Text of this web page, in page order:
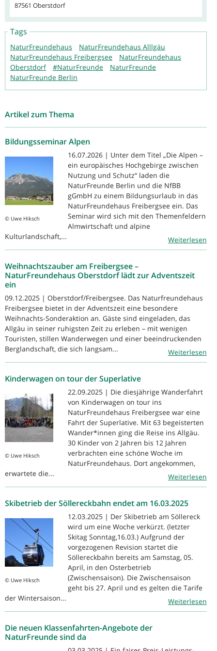
87561 Oberstdorf
Tags
NaturFreundehaus
NaturFreundehaus Alllgäu
NaturFreundehaus Freibergsee
NaturFreundehaus
Oberstdorf
#NaturFreunde
NaturFreunde
NaturFreunde Berlin
Artikel zum Thema
Bildungsseminar Alpen
© Uwe Hiksch
16.07.2026 | Unter dem Titel „Die Alpen –
ein europäisches Hochgebirge zwischen
Nutzung und Schutz“ laden die
NaturFreunde Berlin und die NfBB
gGmbH zu einem Bildungsurlaub in das
NaturFreundehaus Freibergsee ein. Das
Seminar wird sich mit den Themenfeldern
Almwirtschaft und alpine
Kulturlandschaft,...
Weiterlesen
Weihnachtszauber am Freibergsee –
NaturFreundehaus Oberstdorf lädt zur Adventszeit
ein
09.12.2025 | Oberstdorf/Freibergsee. Das Naturfreundehaus
Freibergsee bietet in der Adventszeit eine besondere
Weihnachts-Sonderaktion an. Gäste sind eingeladen, das
Allgäu in seiner ruhigsten Zeit zu erleben – mit wenigen
Touristen, stillen Wanderwegen und einer beeindruckenden
Berglandschaft, die sich langsam...
Weiterlesen
Kinderwagen on tour der Superlative
© Uwe Hiksch
22.09.2025 | Die diesjährige Wanderfahrt
von Kinderwagen on tour ins
NaturFreundehaus Freibergsee war eine
Fahrt der Superlative. Mit 63 begeisterten
Wander*innen ging die Reise ins Allgäu.
30 Kinder von 2 Jahren bis 12 Jahren
verbrachten eine schöne Woche im
NaturFreundehaus. Dort angekommen,
erwartete die...
Weiterlesen
Skibetrieb der Söllereckbahn endet am 16.03.2025
© Uwe Hiksch
12.03.2025 | Der Skibetrieb am Söllereck
wird um eine Woche verkürzt. (letzter
Skitag Sonntag,16.03.) Aufgrund der
vorgezogenen Revision startet die
Söllereckbahn bereits am Samstag, 05.
April, in den Osterbetrieb
(Zwischensaison). Die Zwischensaison
geht bis 27. April und es gelten die Tarife
der Wintersaison...
Weiterlesen
Die neuen Klassenfahrten-Angebote der
NaturFreunde sind da